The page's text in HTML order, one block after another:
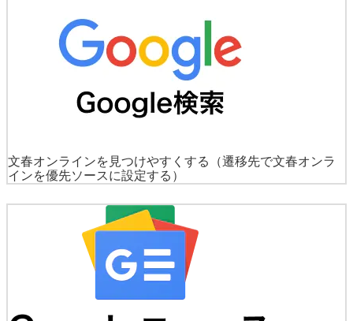
文春オンラインを見つけやすくする
（遷移先で文春オンラ
インを優先ソースに設定する）